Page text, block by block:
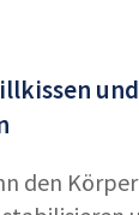
und
den